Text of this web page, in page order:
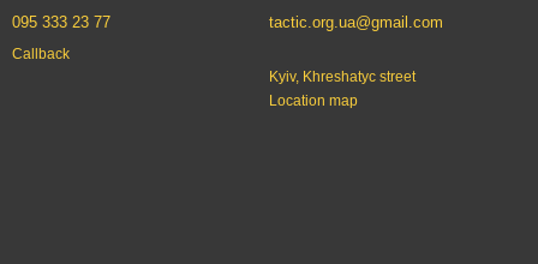
095 333 23 77
Callback
tactic.org.ua@gmail.com
Kyiv, Khreshatyc street
Location map